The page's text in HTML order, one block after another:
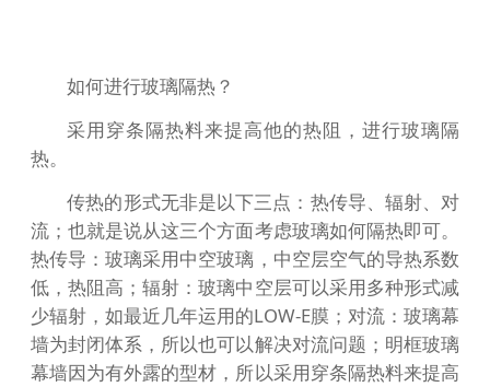
如何进行玻璃隔热？
采用穿条隔热料来提高他的热阻，进行玻璃隔
热。
传热的形式无非是以下三点：热传导、辐射、对
流；也就是说从这三个方面考虑玻璃如何隔热即可。
热传导：玻璃采用中空玻璃，中空层空气的导热系数
低，热阻高；辐射：玻璃中空层可以采用多种形式减
少辐射，如最近几年运用的LOW-E膜；对流：玻璃幕
墙为封闭体系，所以也可以解决对流问题；明框玻璃
幕墙因为有外露的型材，所以采用穿条隔热料来提高